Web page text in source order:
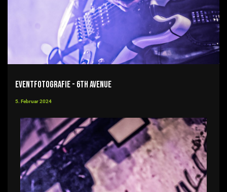
Eventfotografie - 6th Avenue
5. Februar 2024